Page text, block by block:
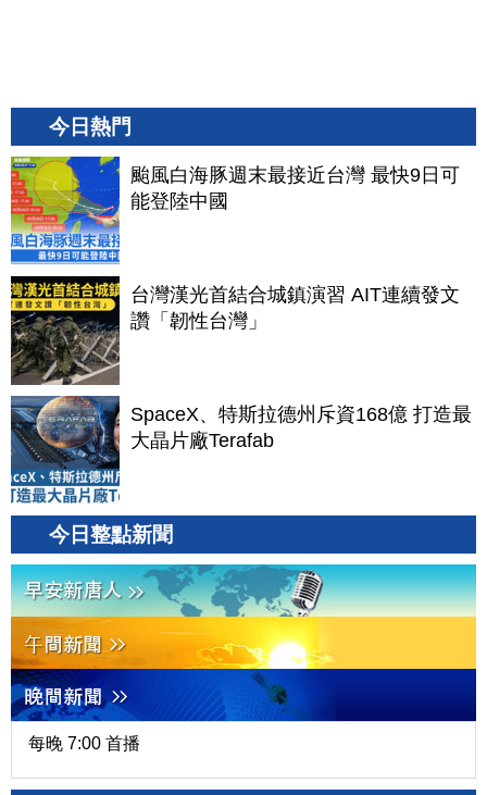
今日熱門
颱風白海豚週末最接近台灣 最快9日可
能登陸中國
台灣漢光首結合城鎮演習 AIT連續發文
讚「韌性台灣」
SpaceX、特斯拉德州斥資168億 打造最
大晶片廠Terafab
今日整點新聞
每晚 7:00 首播